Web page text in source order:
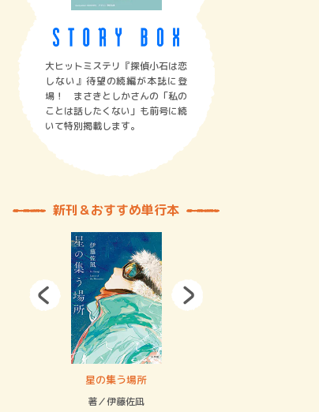
大ヒットミステリ『探偵小石は恋
しない』待望の続編が本誌に登
場！ まさきとしかさんの「私の
ことは話したくない」も前号に続
いて特別掲載します。
新刊＆おすすめ単行本
星の集う場所
著／伊藤佐凪